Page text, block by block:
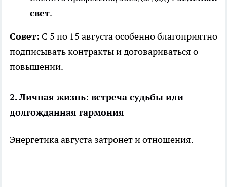
свет.
Совет: С 5 по 15 августа особенно благоприятно
подписывать контракты и договариваться о
повышении.
2. Личная жизнь: встреча судьбы или
долгожданная гармония
Энергетика августа затронет и отношения.